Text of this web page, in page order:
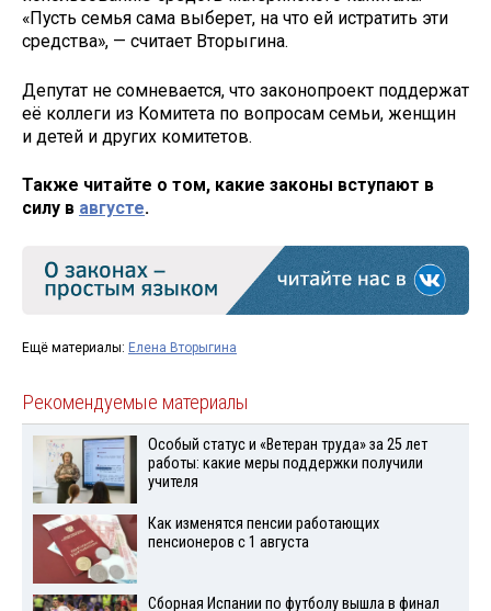
«Пусть семья сама выберет, на что ей истратить эти
средства», — считает Вторыгина.
Депутат не сомневается, что законопроект поддержат
её коллеги из Комитета по вопросам семьи, женщин
и детей и других комитетов.
Также читайте о том, какие законы вступают в
силу в августе.
Ещё материалы: Елена Вторыгина
Рекомендуемые материалы
Особый статус и «Ветеран труда» за 25 лет
работы: какие меры поддержки получили
учителя
Как изменятся пенсии работающих
пенсионеров с 1 августа
Сборная Испании по футболу вышла в финал